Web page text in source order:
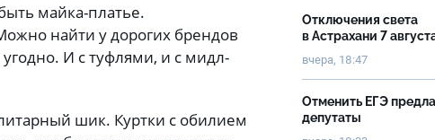
майка-платье.
найти у дорогих брендов
И с туфлями, и с мидл-
шик. Куртки с обилием
Отключения света
в Астрахани 7
вчера, 18:47
Отменить ЕГЭ
депутаты